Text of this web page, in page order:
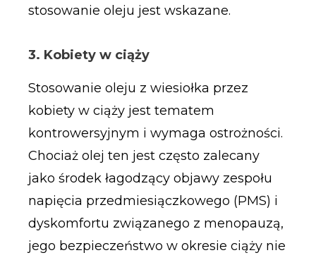
stosowanie oleju jest wskazane.
3. Kobiety w ciąży
Stosowanie oleju z wiesiołka przez
kobiety w ciąży jest tematem
kontrowersyjnym i wymaga ostrożności.
Chociaż olej ten jest często zalecany
jako środek łagodzący objawy zespołu
napięcia przedmiesiączkowego (PMS) i
dyskomfortu związanego z menopauzą,
jego bezpieczeństwo w okresie ciąży nie